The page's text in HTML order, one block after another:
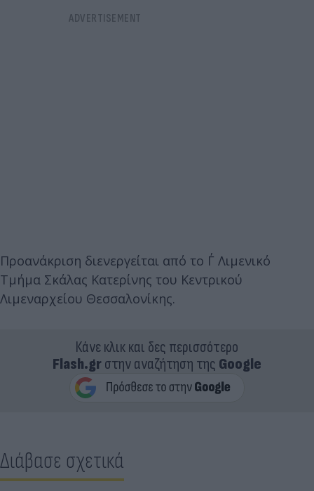
Προανάκριση διενεργείται από το Γ΄ Λιμενικό
Τμήμα Σκάλας Κατερίνης του Κεντρικού
Λιμεναρχείου Θεσσαλονίκης.
Κάνε κλικ και δες περισσότερο
Flash.grστην αναζήτηση της Google
Διάβασε σχετικά